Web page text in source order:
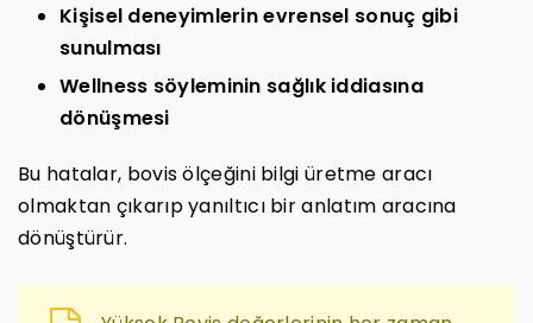
Kişisel deneyimlerin evrensel sonuç gibi
sunulması
Wellness söyleminin sağlık iddiasına
dönüşmesi
Bu hatalar, bovis ölçeğini bilgi üretme aracı
olmaktan çıkarıp yanıltıcı bir anlatım aracına
dönüştürür.